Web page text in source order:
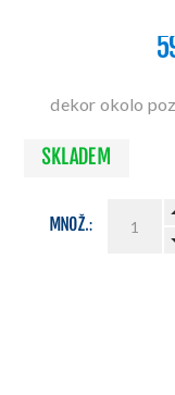
dekor okolo
SKLADEM
MNOŽ.: